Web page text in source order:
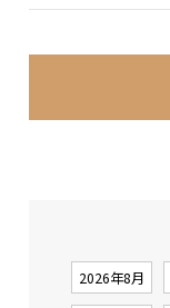
2026年8月